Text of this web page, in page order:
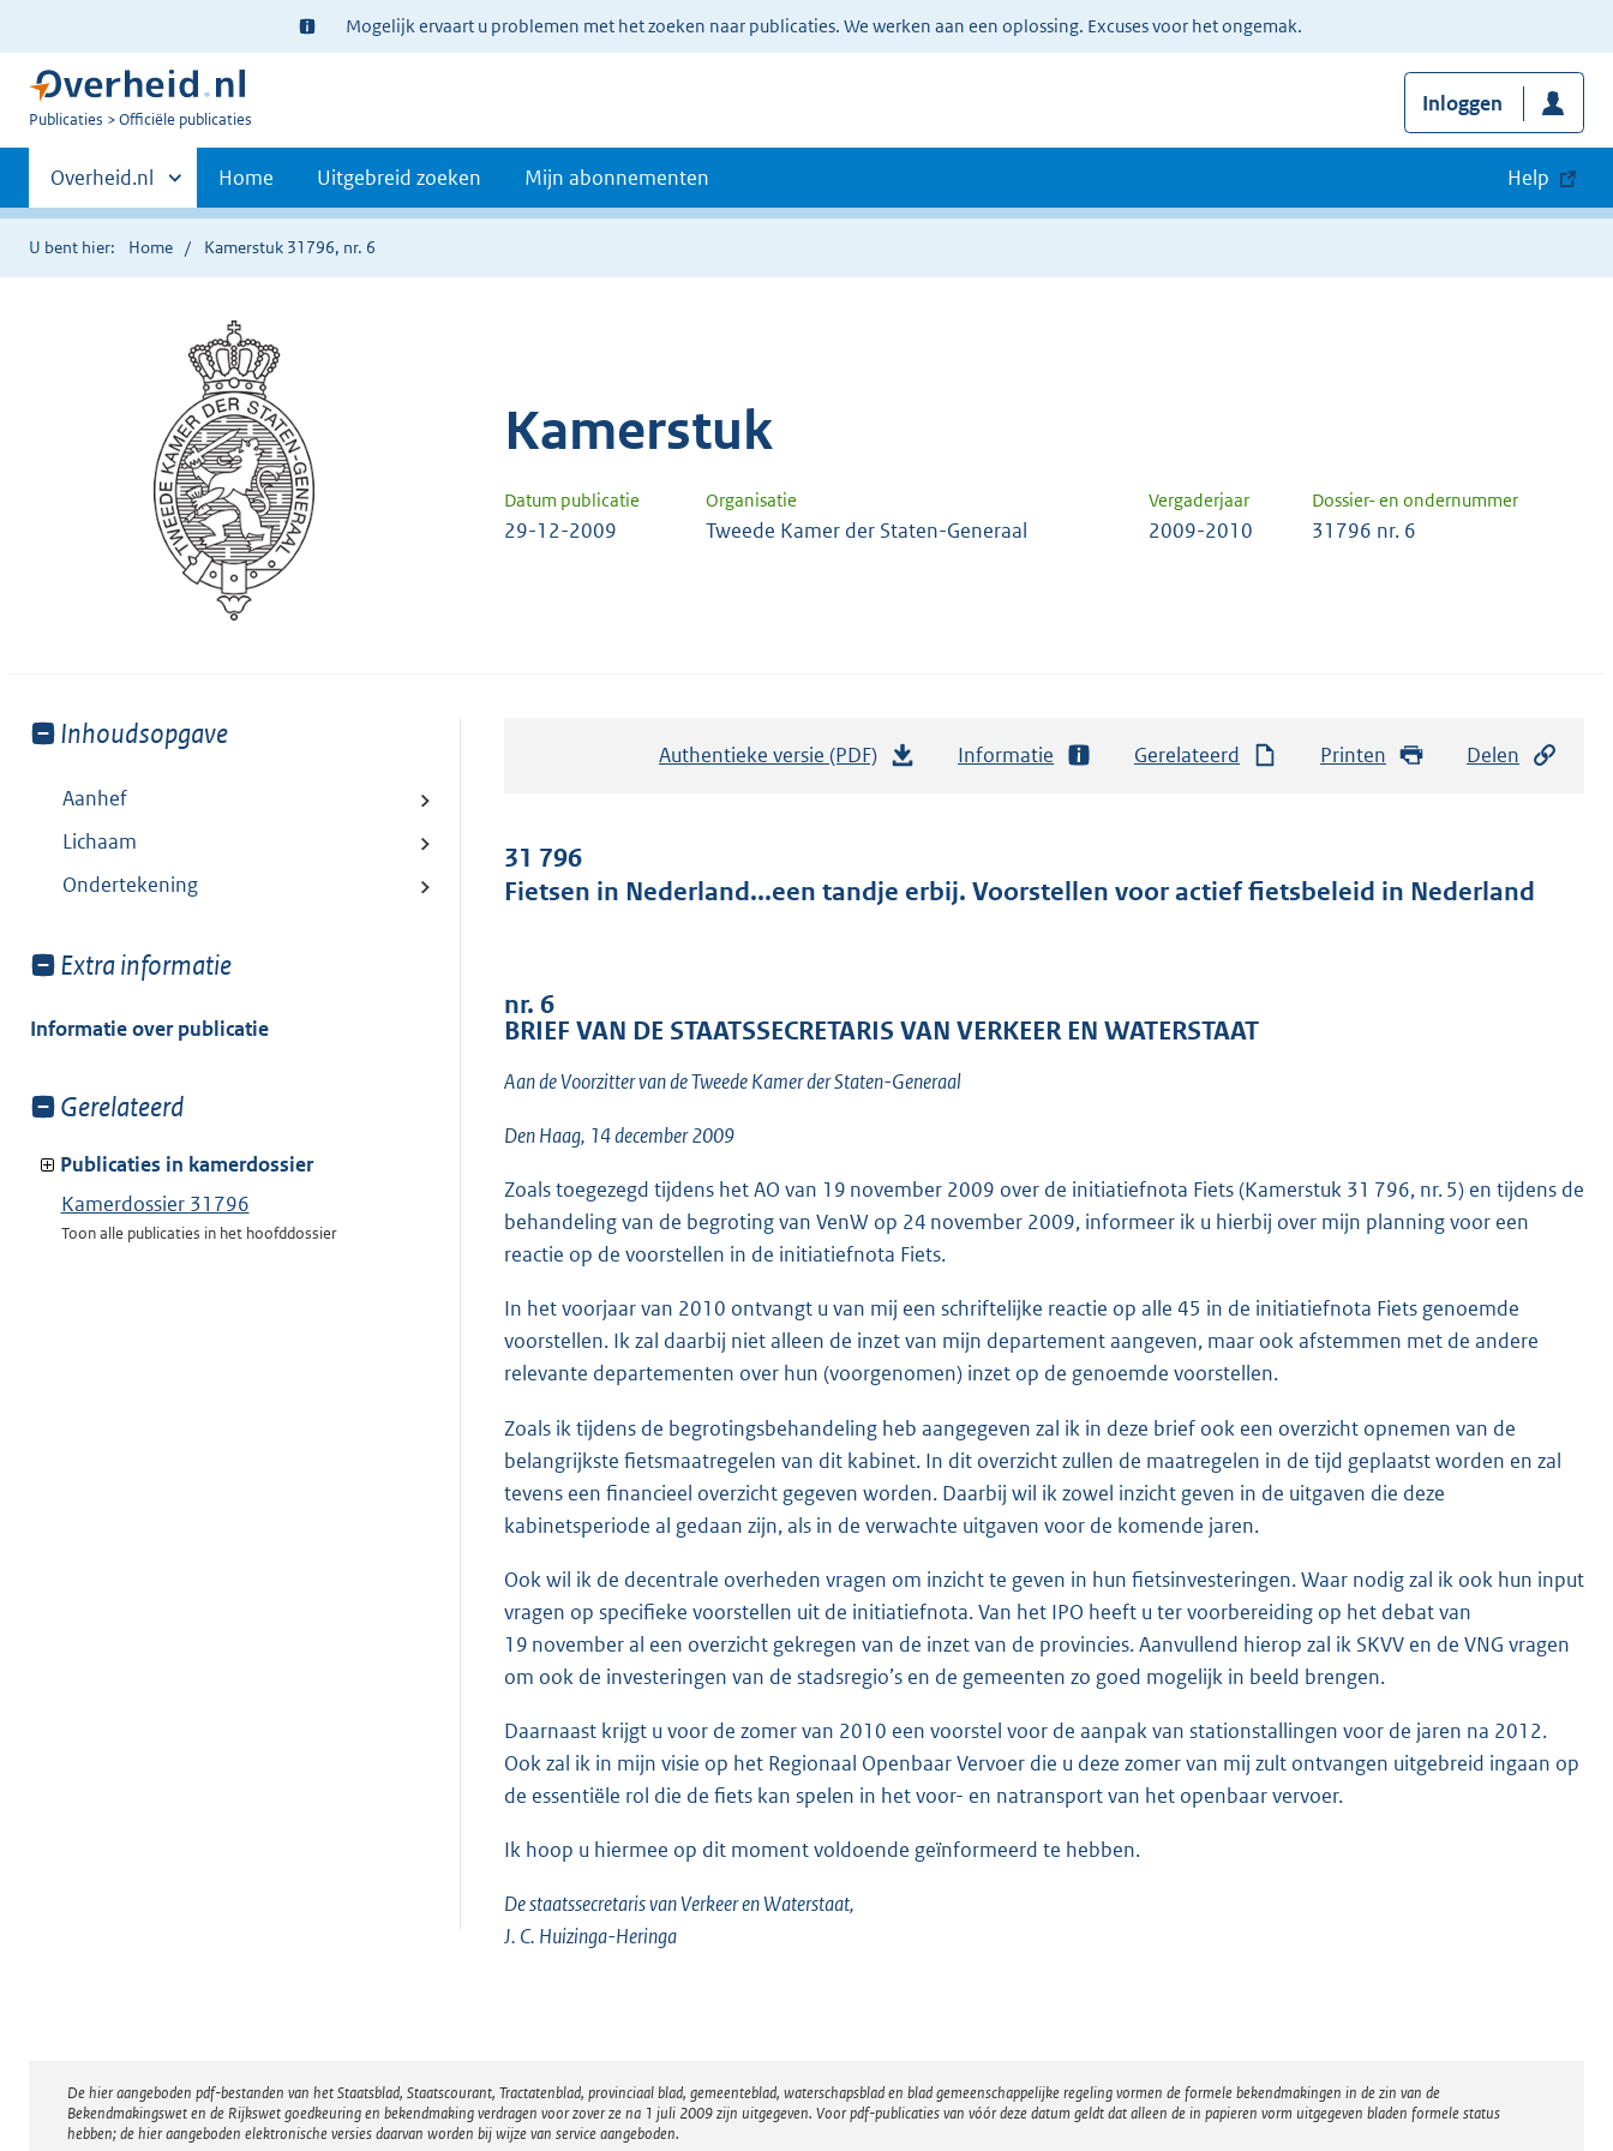
Ter
informatie:
Mogelijk ervaart u problemen met het zoeken naar publicaties. We werken aan een oplossing. Excuses voor het ongemak.
U
Publicaties Officiële publicaties
Inloggen
Primaire
navigatie
Andere
sites
binnen
Overheid.nl Home Uitgebreid zoeken Mijn abonnementen Help
U bent hier: Home Kamerstuk 31796, nr. 6
Kamerstuk
Datum publicatie Organisatie Vergaderjaar Dossier- en ondernummer
29-12-2009 Tweede Kamer der Staten-Generaal 2009-2010 31796 nr. 6
Toon
van:
Inhoudsopgave
Aanhef
Lichaam
Ondertekening
Toon
van:
Extra informatie
Informatie over publicatie
Toon
van:
Gerelateerd
Publicaties in kamerdossier
Kamerdossier 31796
Toon alle publicaties in het hoofddossier
Authentieke versie (PDF)
a
r
o
3
K
b
Informatie Gerelateerd Printen Delen
31 796
Fietsen in Nederland...een tandje erbij. Voorstellen voor actief fietsbeleid in Nederland
nr. 6
BRIEF VAN DE STAATSSECRETARIS VAN VERKEER EN WATERSTAAT
Aan de Voorzitter van de Tweede Kamer der Staten-Generaal
Den Haag, 14 december 2009
Zoals toegezegd tijdens het AO van 19 november 2009 over de initiatiefnota Fiets (Kamerstuk 31 796, nr. 5) en tijdens de
behandeling van de begroting van VenW op 24 november 2009, informeer ik u hierbij over mijn planning voor een
reactie op de voorstellen in de initiatiefnota Fiets.
In het voorjaar van 2010 ontvangt u van mij een schriftelijke reactie op alle 45 in de initiatiefnota Fiets genoemde
voorstellen. Ik zal daarbij niet alleen de inzet van mijn departement aangeven, maar ook afstemmen met de andere
relevante departementen over hun (voorgenomen) inzet op de genoemde voorstellen.
Zoals ik tijdens de begrotingsbehandeling heb aangegeven zal ik in deze brief ook een overzicht opnemen van de
belangrijkste fietsmaatregelen van dit kabinet. In dit overzicht zullen de maatregelen in de tijd geplaatst worden en zal
tevens een financieel overzicht gegeven worden. Daarbij wil ik zowel inzicht geven in de uitgaven die deze
kabinetsperiode al gedaan zijn, als in de verwachte uitgaven voor de komende jaren.
Ook wil ik de decentrale overheden vragen om inzicht te geven in hun fietsinvesteringen. Waar nodig zal ik ook hun input
vragen op specifieke voorstellen uit de initiatiefnota. Van het IPO heeft u ter voorbereiding op het debat van
19 november al een overzicht gekregen van de inzet van de provincies. Aanvullend hierop zal ik SKVV en de VNG vragen
om ook de investeringen van de stadsregio’s en de gemeenten zo goed mogelijk in beeld brengen.
Daarnaast krijgt u voor de zomer van 2010 een voorstel voor de aanpak van stationstallingen voor de jaren na 2012.
Ook zal ik in mijn visie op het Regionaal Openbaar Vervoer die u deze zomer van mij zult ontvangen uitgebreid ingaan op
de essentiële rol die de fiets kan spelen in het voor- en natransport van het openbaar vervoer.
Ik hoop u hiermee op dit moment voldoende geïnformeerd te hebben.
De staatssecretaris van Verkeer en Waterstaat,
J. C. Huizinga-Heringa
Disclaimer
De hier aangeboden pdf-bestanden van het Staatsblad, Staatscourant, Tractatenblad, provinciaal blad, gemeenteblad, waterschapsblad en blad gemeenschappelijke regeling vormen de formele bekendmakingen in de zin van de
Bekendmakingswet en de Rijkswet goedkeuring en bekendmaking verdragen voor zover ze na 1 juli 2009 zijn uitgegeven. Voor pdf-publicaties van vóór deze datum geldt dat alleen de in papieren vorm uitgegeven bladen formele status
hebben; de hier aangeboden elektronische versies daarvan worden bij wijze van service aangeboden.